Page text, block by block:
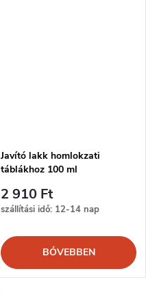
Javító lakk homlokzati
táblákhoz 100 ml
2 910 Ft
szállítási idő: 12-14 nap
BŐVEBBEN